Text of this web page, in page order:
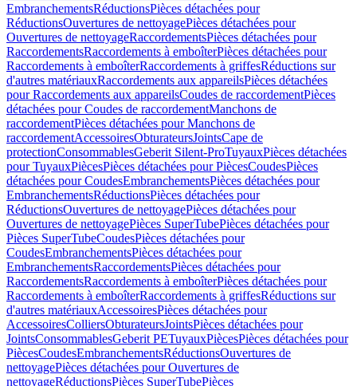
EmbranchementsRéductionsPièces détachées pour
RéductionsOuvertures de nettoyagePièces détachées pour
Ouvertures de nettoyageRaccordementsPièces détachées pour
RaccordementsRaccordements à emboîterPièces détachées pour
Raccordements à emboîterRaccordements à griffesRéductions sur
d'autres matériauxRaccordements aux appareilsPièces détachées
pour Raccordements aux appareilsCoudes de raccordementPièces
détachées pour Coudes de raccordementManchons de
raccordementPièces détachées pour Manchons de
raccordementAccessoiresObturateursJointsCape de
protectionConsommablesGeberit Silent-ProTuyauxPièces détachées
pour TuyauxPiècesPièces détachées pour PiècesCoudesPièces
détachées pour CoudesEmbranchementsPièces détachées pour
EmbranchementsRéductionsPièces détachées pour
RéductionsOuvertures de nettoyagePièces détachées pour
Ouvertures de nettoyagePièces SuperTubePièces détachées pour
Pièces SuperTubeCoudesPièces détachées pour
CoudesEmbranchementsPièces détachées pour
EmbranchementsRaccordementsPièces détachées pour
RaccordementsRaccordements à emboîterPièces détachées pour
Raccordements à emboîterRaccordements à griffesRéductions sur
d'autres matériauxAccessoiresPièces détachées pour
AccessoiresColliersObturateursJointsPièces détachées pour
JointsConsommablesGeberit PETuyauxPiècesPièces détachées pour
PiècesCoudesEmbranchementsRéductionsOuvertures de
nettoyagePièces détachées pour Ouvertures de
nettoyageRéductionsPièces SuperTubePièces